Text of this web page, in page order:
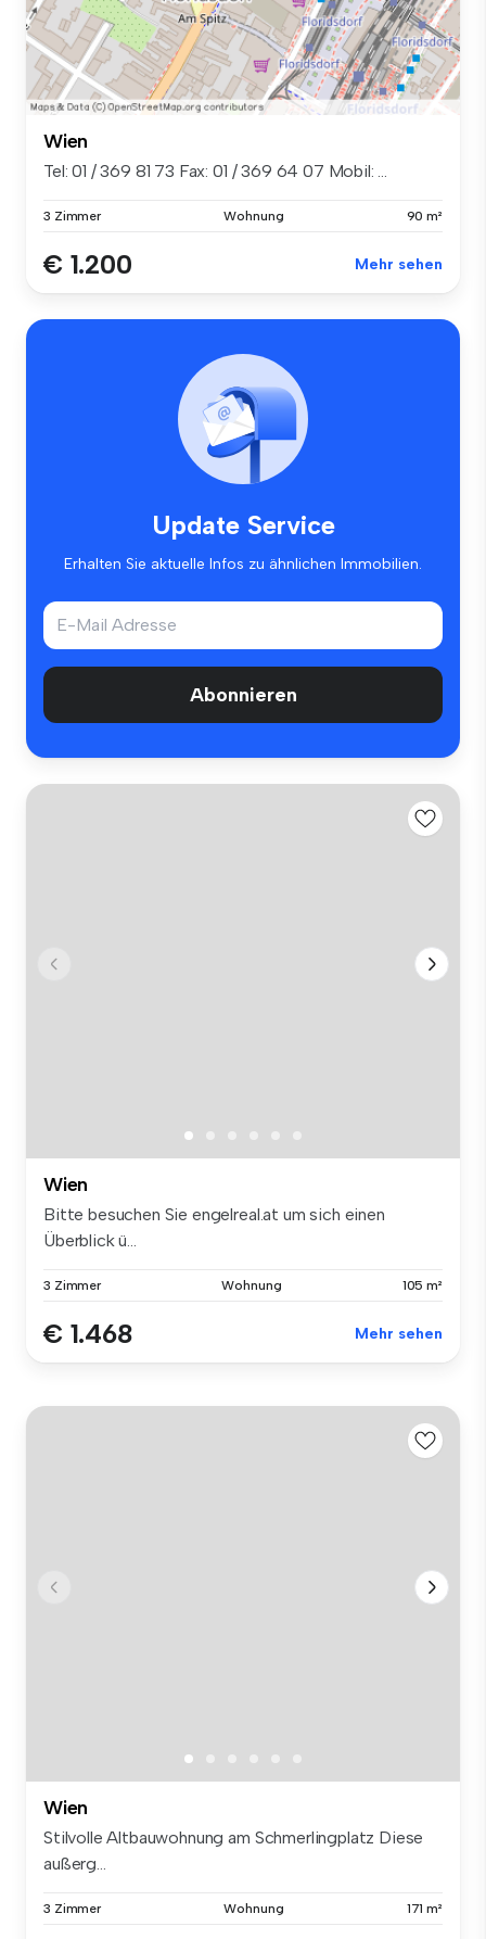
Wien
Tel: 01 / 369 81 73 Fax: 01 / 369 64 07 Mobil: ...
3 Zimmer Wohnung 90 m²
€ 1.200 Mehr sehen
Update Service
Erhalten Sie aktuelle Infos zu ähnlichen Immobilien.
Abonnieren
Wien
Bitte besuchen Sie engelreal.at um sich einen
Überblick ü...
3 Zimmer Wohnung 105 m²
€ 1.468 Mehr sehen
Wien
Stilvolle Altbauwohnung am Schmerlingplatz Diese
außerg...
3 Zimmer Wohnung 171 m²